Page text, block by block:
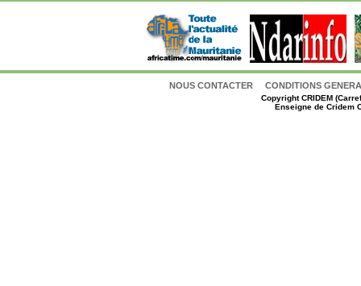
NOUS CONTACTER CONDITIONS
CopyrightCRIDEM
Enseigne de Cridem